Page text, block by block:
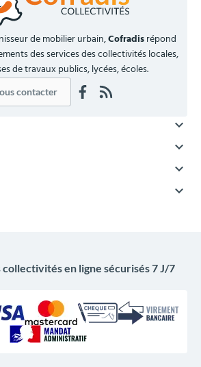
de mobilier urbain,Cofradisrépond
des services des collectivités locales,
de travaux publics, lycées, écoles.
contacter




collectivités en ligne sécurisés 7 J/7